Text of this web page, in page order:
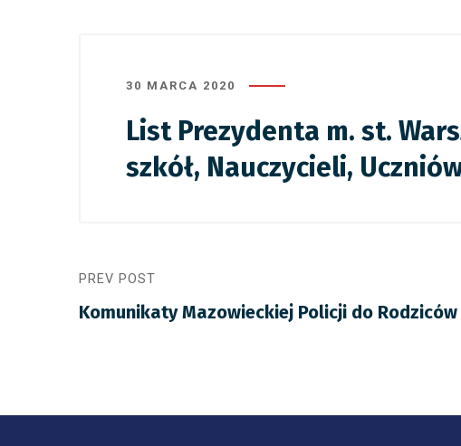
30 MARCA 2020
List Prezydenta m. st.
szkół, Nauczycieli,
PREV POST
Komunikaty Mazowieckiej Policji do